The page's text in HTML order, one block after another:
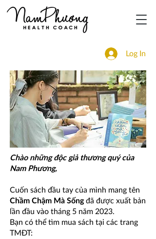
Log In
Chào những độc giả thương quý của
Nam Phương,
Cuốn sách đầu tay của mình mang tên
Chầm Chậm Mà Sốngđã được xuất bản
lần đầu vào tháng 5 năm 2023.
​Bạn có thể tìm mua sách tại các trang
TMĐT: